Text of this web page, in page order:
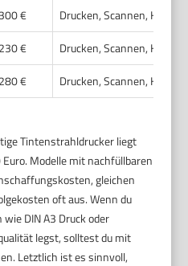
300 €
Drucken, Scannen,
230 €
Drucken, Scannen,
280 € Drucken, Scannen,
Tintenstrahldrucker liegt
Modelle mit nachfüllbaren
gleichen
oft aus. Wenn du
DIN A3 Druck oder
legst, solltest du mit
Letztlich ist es sinnvoll,